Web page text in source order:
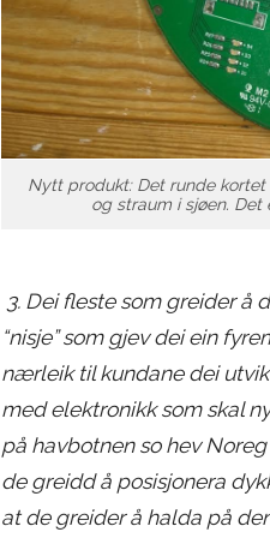
Nytt produkt: Det runde
og straum i sjøen. Det
3. Dei fleste som greider å
“nisje” som gjev dei ein
nærleik til kundane dei
med elektronikk som skal
på havbotnen so hev
de greidd å posisjonera
at de greider å halda på